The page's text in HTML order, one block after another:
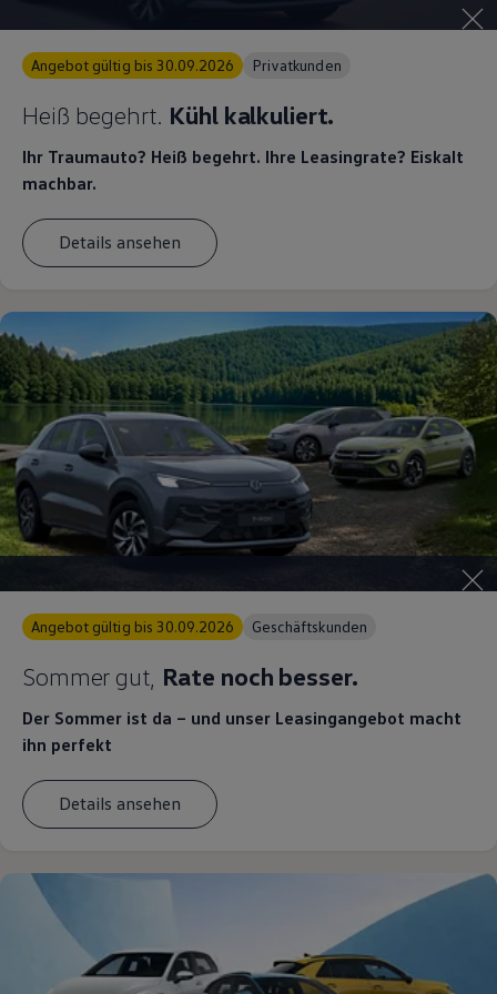
Transport
Familie
Volkswagen R
Volkswagen Kundenbetreuung
Angebot gültig bis 30.09.2026 Privatkunden
Heiß begehrt. Kühl kalkuliert.
Ihr Traumauto? Heiß begehrt. Ihre Leasingrate? Eiskalt
machbar.
Details ansehen
Angebot gültig bis 30.09.2026 Geschäftskunden
Sommer gut, Rate noch besser.
Der Sommer ist da – und unser Leasingangebot macht
ihn perfekt
Details ansehen